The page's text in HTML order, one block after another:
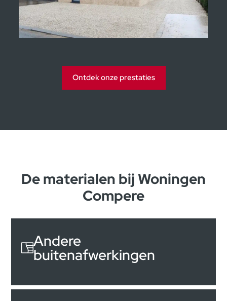
Kijkwoningen Moorsele
Ontdek onze prestaties
De materialen bij Woningen
Compere
Andere
buitenafwerkingen